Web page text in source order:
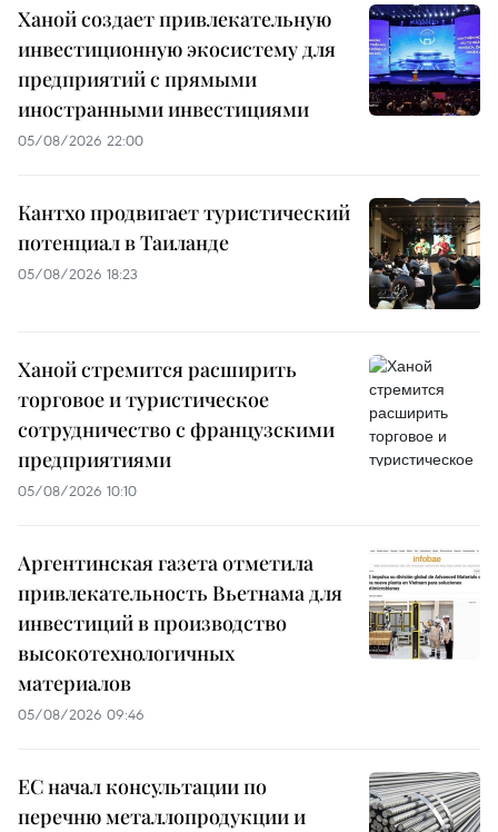
Ханой создает привлекательную
инвестиционную экосистему для
предприятий с прямыми
иностранными инвестициями
05/08/2026 22:00
Кантхо продвигает туристический
потенциал в Таиланде
05/08/2026 18:23
Ханой стремится расширить
торговое и туристическое
сотрудничество с французскими
предприятиями
05/08/2026 10:10
Аргентинская газета отметила
привлекательность Вьетнама для
инвестиций в производство
высокотехнологичных
материалов
05/08/2026 09:46
ЕС начал консультации по
перечню металлопродукции и